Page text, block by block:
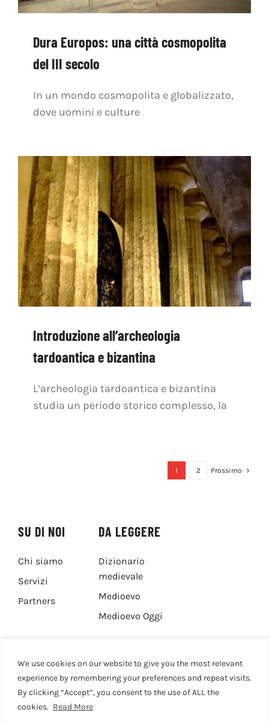
We use cookies on our website to give you the most relevant
experience by remembering your preferences and repeat visits.
By clicking “Accept”, you consent to the use of ALL the
cookies. Read More
Dura Europos: una città cosmopolita
del III secolo
In un mondo cosmopolita e globalizzato,
dove uomini e culture
Introduzione all’archeologia
tardoantica e bizantina
L’archeologia tardoantica e bizantina
studia un periodo storico complesso, la
1 2 Prossimo
SU DI NOI
Chi siamo
Servizi
Partners
DA LEGGERE
Dizionario
medievale
Medioevo
Medioevo Oggi
DA GUARDARE
Canale YouTube
CONTATTI
Contatti